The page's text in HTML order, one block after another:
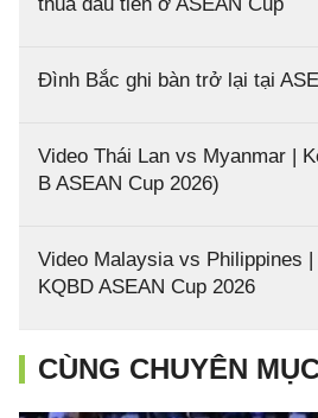
Đình Bắc ghi bàn trở lại tại
Video Thái Lan vs Myanmar |
B ASEAN Cup 2026)
Video Malaysia vs Philippines
KQBD ASEAN Cup 2026
CÙNG CHUYÊN